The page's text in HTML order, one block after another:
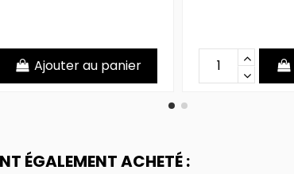
Ajouter au panier
ÉGALEMENT ACHETÉ :